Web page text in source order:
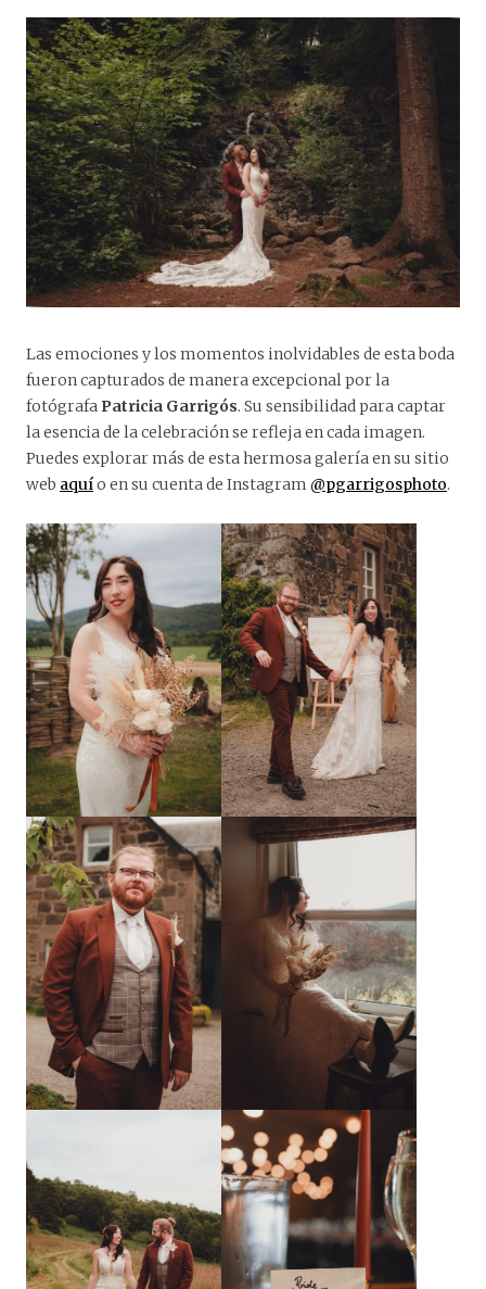
Las emociones y los momentos inolvidables de esta boda
fueron capturados de manera excepcional por la
fotógrafa Patricia Garrigós. Su sensibilidad para captar
la esencia de la celebración se refleja en cada imagen.
Puedes explorar más de esta hermosa galería en su sitio
web aquío en su cuenta de Instagram @pgarrigosphoto.